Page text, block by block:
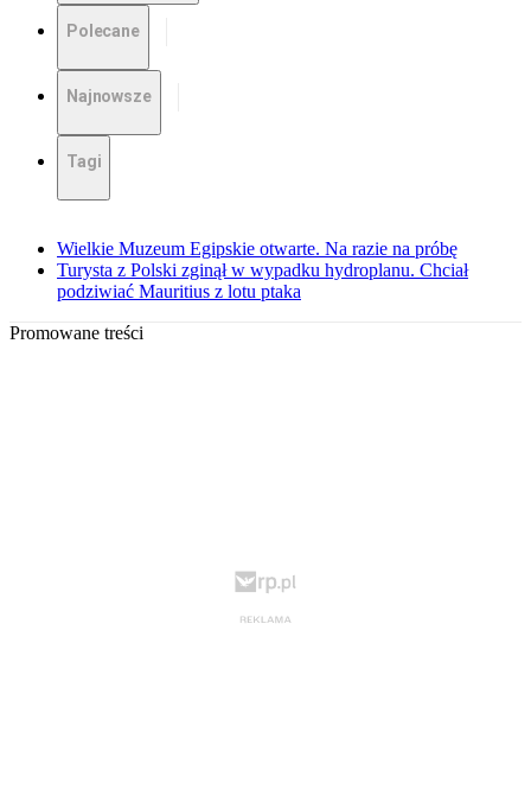
Polecane
Najnowsze
Tagi
Wielkie Muzeum Egipskie otwarte. Na razie na próbę
Turysta z Polski zginął w wypadku hydroplanu. Chciał
podziwiać Mauritius z lotu ptaka
Promowane treści